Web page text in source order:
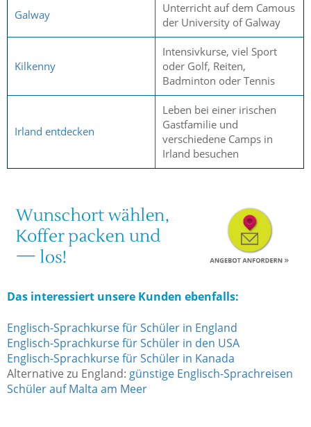
Galway
Unterricht auf dem Camous
der University of Galway
Kilkenny
Intensivkurse, viel Sport
oder Golf, Reiten,
Badminton oder Tennis
Irland entdecken
Leben bei einer irischen
Gastfamilie und
verschiedene Camps in
Irland besuchen
Das interessiert unsere Kunden ebenfalls:
Englisch-Sprachkurse für Schüler in England
Englisch-Sprachkurse für Schüler in den USA
Englisch-Sprachkurse für Schüler in Kanada
Alternative zu England: günstige Englisch-Sprachreisen
Schüler auf Malta am Meer